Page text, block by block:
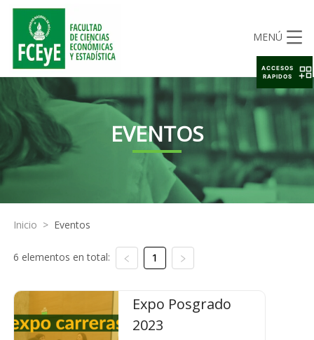
MENÚ
EVENTOS
Inicio > Eventos
6 elementos en total: 1
Expo Posgrado
2023
ACCESOS
RAPIDOS